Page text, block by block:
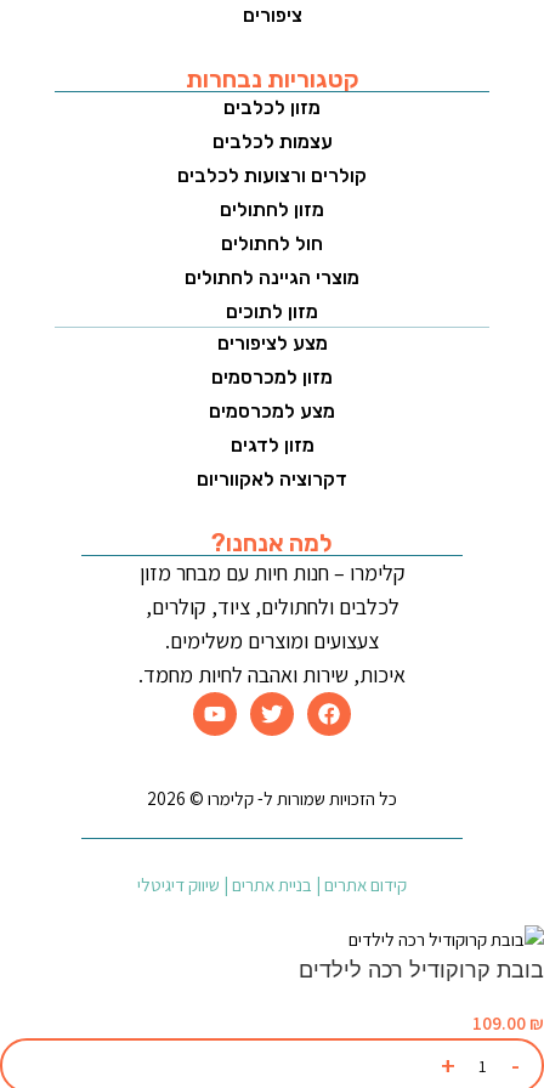
ציפורים
קטגוריות נבחרות
מזון לכלבים
עצמות לכלבים
קולרים ורצועות לכלבים
מזון לחתולים
חול לחתולים
מוצרי הגיינה לחתולים
מזון לתוכים
מצע לציפורים
מזון למכרסמים
מצע למכרסמים
מזון לדגים
דקרוציה לאקווריום
למה אנחנו?
קלימרו – חנות חיות עם מבחר מזון
לכלבים ולחתולים, ציוד, קולרים,
צעצועים ומוצרים משלימים.
איכות, שירות ואהבה לחיות מחמד.
כל הזכויות שמורות ל- קלימרו © 2026
קידום אתרים | בניית אתרים | שיווק דיגיטלי
בובת קרוקודיל רכה לילדים
109.00 ₪